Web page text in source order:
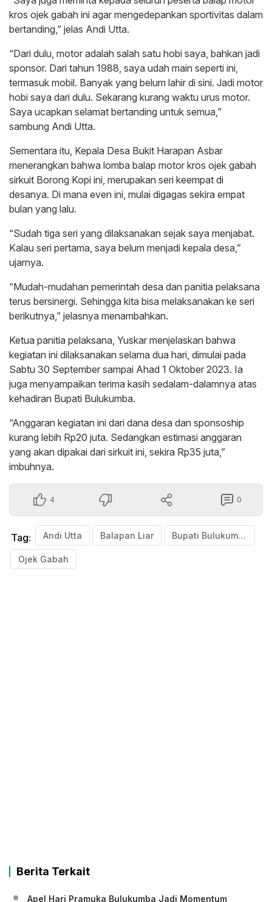
kros ojek gabah ini agar mengedepankan sportivitas dalam
bertanding,” jelas Andi Utta.
“Dari dulu, motor adalah salah satu hobi saya, bahkan jadi
sponsor. Dari tahun 1988, saya udah main seperti ini,
termasuk mobil. Banyak yang belum lahir di sini. Jadi motor
hobi saya dari dulu. Sekarang kurang waktu urus motor.
Saya ucapkan selamat bertanding untuk semua,”
sambung Andi Utta.
Sementara itu, Kepala Desa Bukit Harapan Asbar
menerangkan bahwa lomba balap motor kros ojek gabah
sirkuit Borong Kopi ini, merupakan seri keempat di
desanya. Di mana even ini, mulai digagas sekira empat
bulan yang lalu.
“Sudah tiga seri yang dilaksanakan sejak saya menjabat.
Kalau seri pertama, saya belum menjadi kepala desa,”
ujarnya.
“Mudah-mudahan pemerintah desa dan panitia pelaksana
terus bersinergi. Sehingga kita bisa melaksanakan ke seri
berikutnya,” jelasnya menambahkan.
Ketua panitia pelaksana, Yuskar menjelaskan bahwa
kegiatan ini dilaksanakan selama dua hari, dimulai pada
Sabtu 30 September sampai Ahad 1 Oktober 2023. Ia
juga menyampaikan terima kasih sedalam-dalamnya atas
kehadiran Bupati Bulukumba.
“Anggaran kegiatan ini dari dana desa dan sponsoship
kurang lebih Rp20 juta. Sedangkan estimasi anggaran
yang akan dipakai dari sirkuit ini, sekira Rp35 juta,”
imbuhnya.
4 0
Tag: Andi Utta Balapan Liar Bupati Bulukumba
Ojek Gabah
Berita Terkait
Apel Hari Pramuka Bulukumba Jadi Momentum